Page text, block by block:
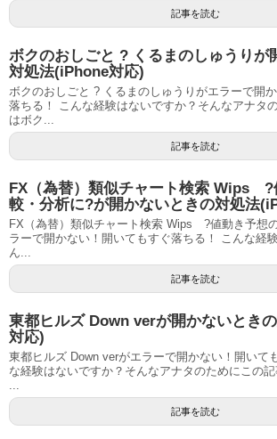
記事を読む
ボクのおしごと ? くるまのしゅうりが
対処法(iPhone対応)
ボクのおしごと ? くるまのしゅうりがエラーで開
落ちる！ こんな経験はないですか？そんなアナタ
はボク...
記事を読む
FX（為替）類似チャート検索 Wips ?
較・分析に?が開かないときの対処法
FX（為替）類似チャート検索 Wips ?値動き予想
ラーで開かない！開いてもすぐ落ちる！ こんな経
ん...
記事を読む
東都ヒルズ Down verが開かないとき
対応)
東都ヒルズ Down verがエラーで開かない！開いて
な経験はないですか？そんなアナタのためにこの
記事を読む